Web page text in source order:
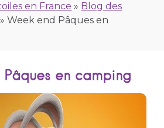
en France » Blog des
»Week end Pâques en
en camping